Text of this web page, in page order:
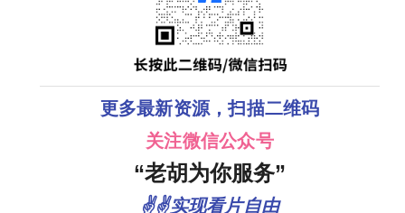
更多最新资源，扫描二维码
关注微信公众号
“老胡为你服务”
✌✌实现看片自由